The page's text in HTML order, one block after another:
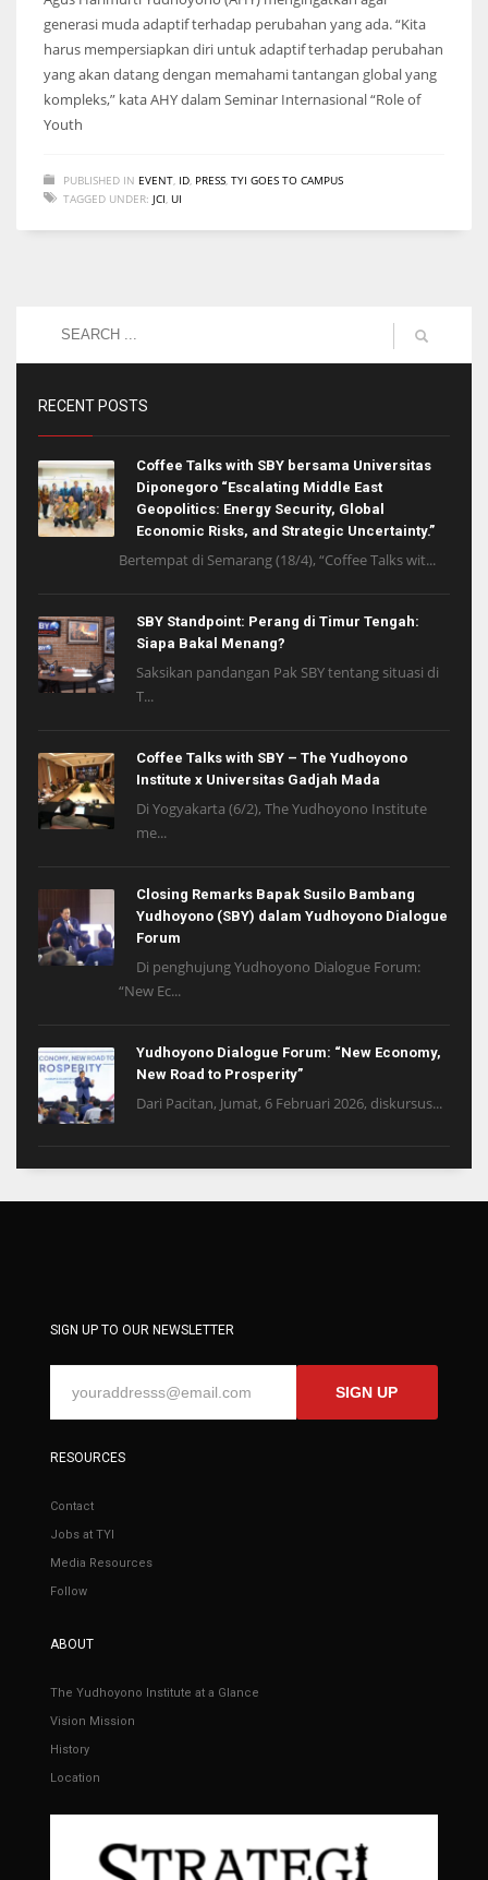
generasi muda adaptif terhadap perubahan yang ada. “Kita
harus mempersiapkan diri untuk adaptif terhadap perubahan
yang akan datang dengan memahami tantangan global yang
kompleks,” kata AHY dalam Seminar Internasional “Role of
Youth
PUBLISHED IN EVENT ID PRESS TYI GOES TO CAMPUS
TAGGED UNDER: JCI UI
RECENT POSTS
Coffee Talks with SBY bersama Universitas
Diponegoro “Escalating Middle East
Geopolitics: Energy Security, Global
Economic Risks, and Strategic Uncertainty.”
Bertempat di Semarang (18/4), “Coffee Talks wit...
SBY Standpoint: Perang di Timur Tengah:
Siapa Bakal Menang?
Saksikan pandangan Pak SBY tentang situasi di
T...
Coffee Talks with SBY – The Yudhoyono
Institute x Universitas Gadjah Mada
Di Yogyakarta (6/2), The Yudhoyono Institute
me...
Closing Remarks Bapak Susilo Bambang
Yudhoyono (SBY) dalam Yudhoyono Dialogue
Forum
Di penghujung Yudhoyono Dialogue Forum:
“New Ec...
Yudhoyono Dialogue Forum: “New Economy,
New Road to Prosperity”
Dari Pacitan, Jumat, 6 Februari 2026, diskursus...
SIGN UP TO OUR NEWSLETTER
SIGN UP
RESOURCES
Contact
Jobs at TYI
Media Resources
Follow
ABOUT
The Yudhoyono Institute at a Glance
Vision Mission
History
Location